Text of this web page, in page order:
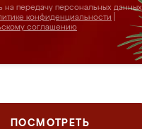
на передачу персональных данных
конфиденциальности
соглашению
ПОСМОТРЕТЬ